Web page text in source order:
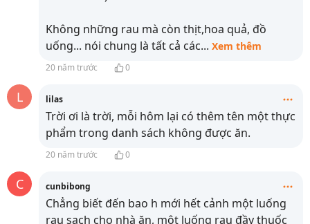
Không những rau mà còn thịt,hoa quả, đồ
uống... nói chung là tất cả các... Xem thêm
20 năm trước 0
L lilas
Trời ơi là trời, mỗi hôm lại có thêm tên một thực
phẩm trong danh sách không được ăn.
20 năm trước 0
C cunbibong
Chẳng biết đến bao h mới hết cảnh một luống
rau sạch cho nhà ăn, một luống rau đầy thuốc